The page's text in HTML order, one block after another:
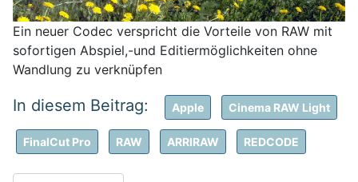
Ein neuer Codec verspricht die Vorteile von RAW mit
sofortigen Abspiel,-und Editiermöglichkeiten ohne
Wandlung zu verknüpfen
Apple Cinema RAW Light
FinalCut Pro RAW ARRIRAW REDCODE